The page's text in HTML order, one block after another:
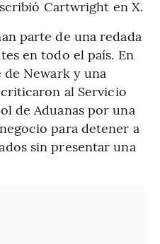
Cartwright en X.
parte de una redada
en todo el país. En
de Newark y una
al Servicio
de Aduanas por una
para detener a
sin presentar una